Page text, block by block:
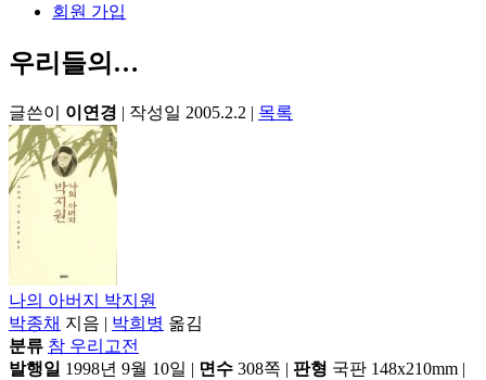
회원 가입
우리들의…
글쓴이 이연경 | 작성일 2005.2.2 | 목록
나의 아버지 박지원
박종채 지음 | 박희병 옮김
분류 참 우리고전
발행일 1998년 9월 10일 | 면수 308쪽 | 판형 국판 148x210mm |